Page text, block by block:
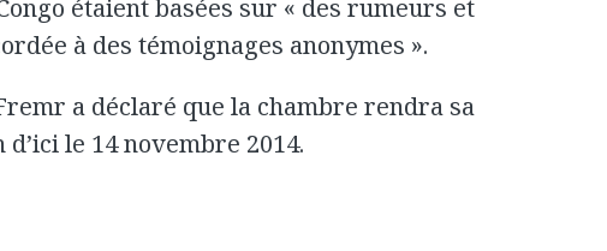
étaient basées sur « des rumeurs et
à des témoignages anonymes ».
a déclaré que la chambre rendra sa
le 14 novembre 2014.